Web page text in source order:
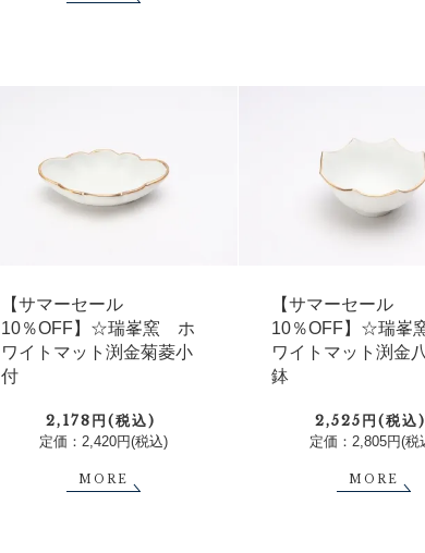
【サマーセール
10％OFF】☆瑞峯窯 ホ
ワイトマット渕金菊菱小
付
2,178円(税込)
定価：2,420円(税込)
MORE
【サマーセール
10％OFF】☆瑞峯
ワイトマット渕金
鉢
2,525円(税込)
定価：2,805円(税
MORE